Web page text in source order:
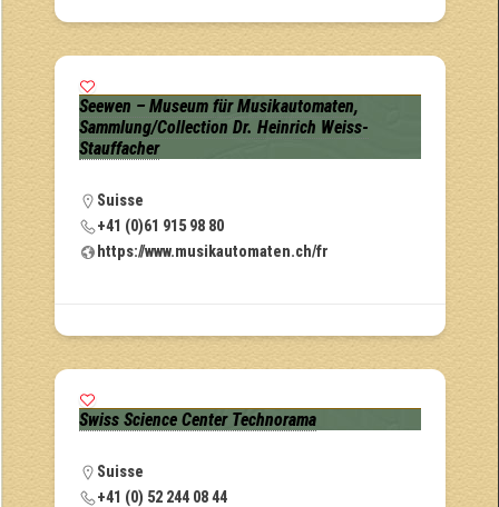
Seewen – Museum für Musikautomaten,
Sammlung/Collection Dr. Heinrich Weiss-
Stauffacher
Suisse
+41 (0)61 915 98 80
https://www.musikautomaten.ch/fr
Swiss Science Center Technorama
Suisse
+41 (0) 52 244 08 44